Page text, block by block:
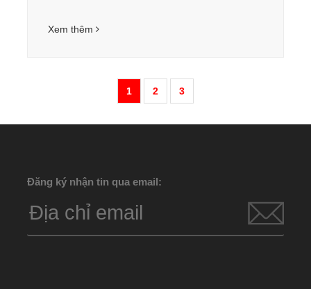
Xem thêm
1 2 3
Đăng ký nhận tin qua email: